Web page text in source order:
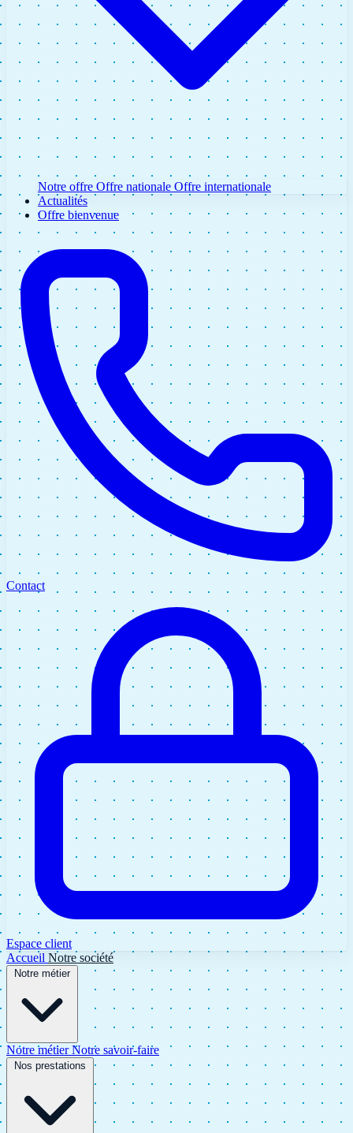
Notre offre Offre nationale Offre internationale
Actualités
Offre bienvenue
Contact
Espace client
Accueil Notre société
Notre métier
Notre métierNotre savoir-faire
Nos prestations